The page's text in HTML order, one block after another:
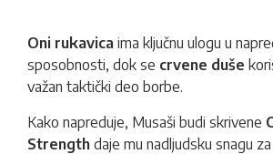
Oni rukavica ima ključnu ulogu u
sposobnosti, dok se crvene duše
važan taktički deo borbe.
Kako napreduje, Musaši budi skrivene
Strength daje mu nadljudsku snagu